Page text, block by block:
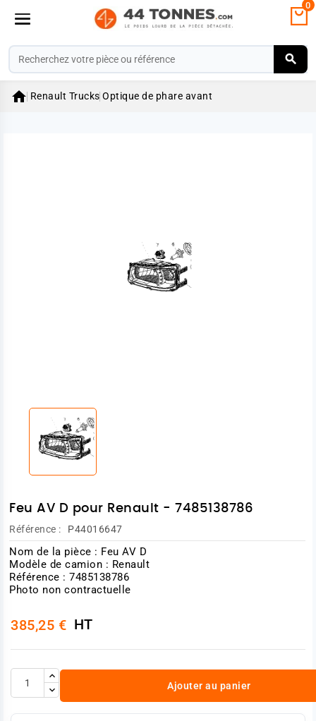
0
 Renault Trucks Optique de phare avant
Feu AV D pour Renault - 7485138786
Référence : P44016647
Nom de la pièce : Feu AV D
Modèle de camion : Renault
Référence : 7485138786
Photo non contractuelle
385,25 € HT
Ajouter au panier